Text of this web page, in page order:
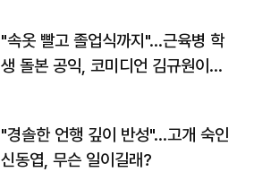
"속옷 빨고 졸업식까지"…근육병 학
생 돌본 공익, 코미디언 김규원이었
"경솔한 언행 깊이 반성"…고개 숙인
신동엽, 무슨 일이길래?